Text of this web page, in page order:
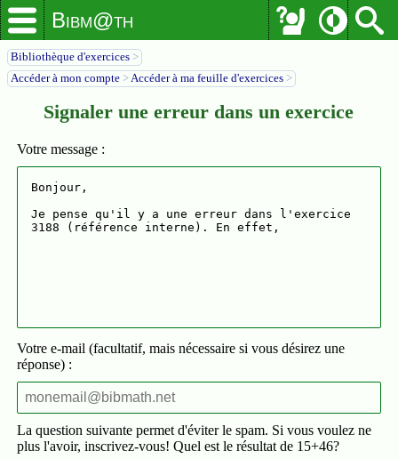
Bibm@th
Bibliothèque d'exercices >
Accéder à mon compte >Accéder à ma feuille d'exercices >
Signaler une erreur dans un exercice
Votre message :
Votre e-mail (facultatif, mais nécessaire si vous désirez une
réponse) :
La question suivante permet d'éviter le spam. Si vous voulez ne
plus l'avoir, inscrivez-vous! Quel est le résultat de 15+46?